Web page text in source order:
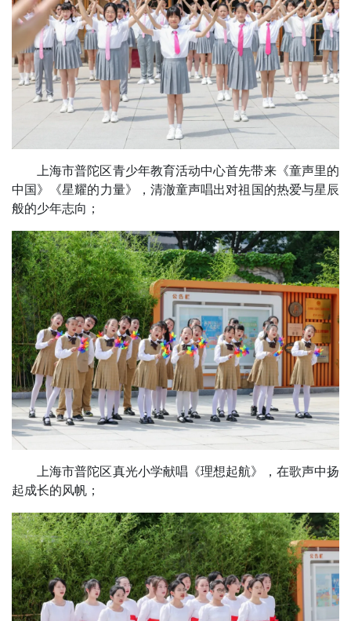
上海市普陀区青少年教育活动中心首先带来《童声里的
中国》《星耀的力量》，清澈童声唱出对祖国的热爱与星辰
般的少年志向；
上海市普陀区真光小学献唱《理想起航》，在歌声中扬
起成长的风帆；